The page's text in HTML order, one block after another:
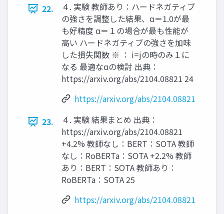
22.
４. 実験 教師あり：ハードネガティブ
の強さを調整した結果、α＝1.0が最
も好精度 α＝１の場合が最も性能が
高い ハードネガティブの強さを加味
した損失関数 ※ ： i=jの時のみ１に
なる 最適なαの検討 出典：
https://arxiv.org/abs/2104.08821 24
https://arxiv.org/abs/2104.08821
23.
４. 実験 結果まとめ 出典：
https://arxiv.org/abs/2104.08821
+4.2% 教師なし：BERT：SOTA 教師
なし：RoBERTa：SOTA +2.2% 教師
あり：BERT：SOTA 教師あり：
RoBERTa：SOTA 25
https://arxiv.org/abs/2104.08821